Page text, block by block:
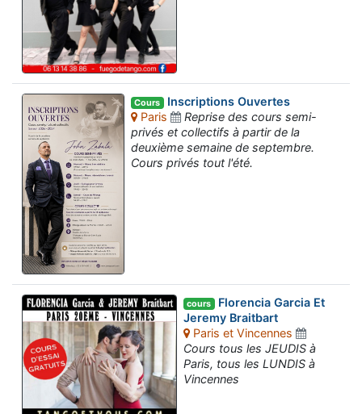
Cours Inscriptions Ouvertes
Paris
Reprise des cours semi-
privés et collectifs à partir de la
deuxième semaine de septembre.
Cours privés tout l'été.
cours Florencia Garcia Et
Jeremy Braitbart
Paris et Vincennes
Cours tous les JEUDIS à
Paris, tous les LUNDIS à
Vincennes